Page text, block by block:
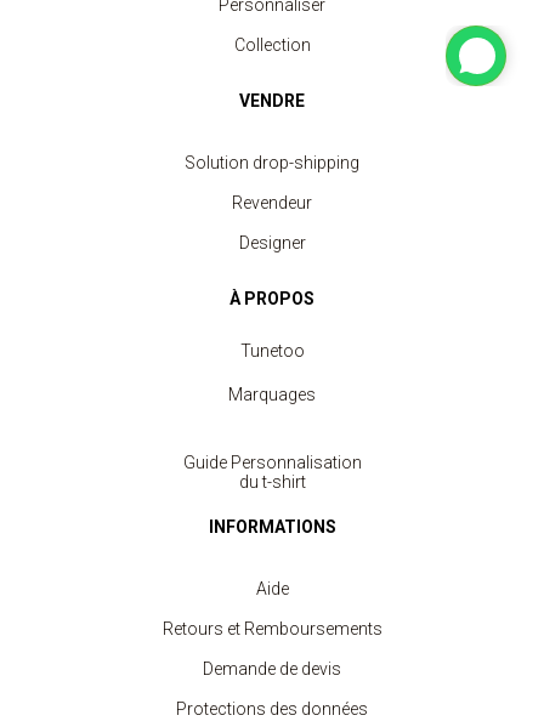
Personnaliser
Collection
VENDRE
Solution drop-shipping
Revendeur
Designer
À PROPOS
Tunetoo
Marquages
Guide Personnalisation
du t-shirt
INFORMATIONS
Aide
Retours et Remboursements
Demande de devis
Protections des données